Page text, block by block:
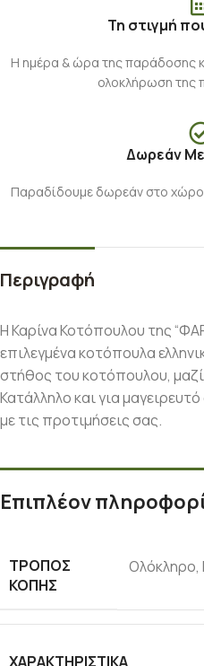
Τη στιγμή
Η ημέρα & ώρα της παράδοσης
ολοκλήρωση της
Δωρεάν
Παραδίδουμε δωρεάν στο
Περιγραφή
Η Καρίνα Κοτόπουλου της
επιλεγμένα κοτόπουλα
στήθος του κοτόπουλου,
Κατάλληλο και για
με τις προτιμήσεις σας.
Επιπλέον
ΤΡΌΠΟΣ
ΚΟΠΉΣ
Ολόκληρο,
ΧΑΡΑΚΤΗΡΙΣΤΙΚΆ